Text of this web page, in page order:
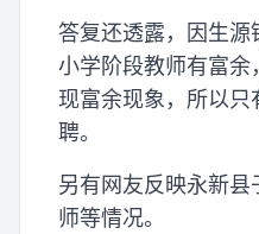
答复还透露，因生
小学阶段教师有富余
现富余现象，所以只
聘。
另有网友反映永新
师等情况。